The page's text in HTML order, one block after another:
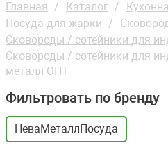
Главная Каталог
Посуда для жарки
Сковороды / сотейники для
Сковороды / сотейники для
металл ОПТ
Фильтровать по бренду
НеваМеталлПосуда